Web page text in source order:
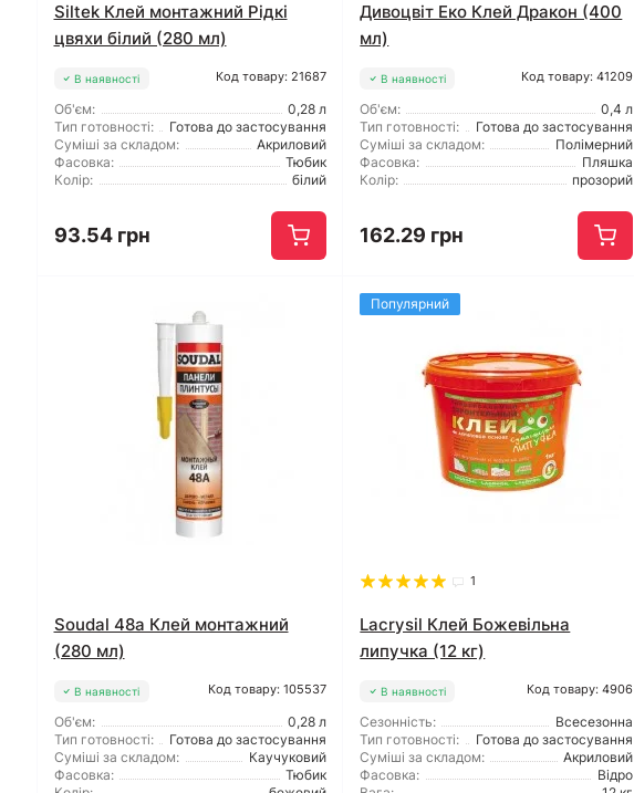
Siltek Клей монтажний Рідкі
цвяхи білий (280 мл)
В наявності Код товару: 21687
Об'єм:
0,28 л
Тип готовності:
Готова до застосування
Суміші за складом:
Акриловий
Фасовка:
Тюбик
Колір:
білий
93.54 грн
Дивоцвіт Еко Клей Дракон (400
мл)
В наявності Код товару: 41209
Об'єм:
0,4 л
Тип готовності:
Готова до застосування
Суміші за складом:
Полімерний
Фасовка:
Пляшка
Колір:
прозорий
162.29 грн
Soudal 48a Клей монтажний
(280 мл)
В наявності Код товару: 105537
Об'єм:
0,28 л
Тип готовності:
Готова до застосування
Суміші за складом:
Каучуковий
Фасовка:
Тюбик
Популярний
1
Lacrysil Клей Божевільна
липучка (12 кг)
В наявності Код товару: 4906
Сезонність:
Всесезонна
Тип готовності:
Готова до застосування
Суміші за складом:
Акриловий
Фасовка:
Відро